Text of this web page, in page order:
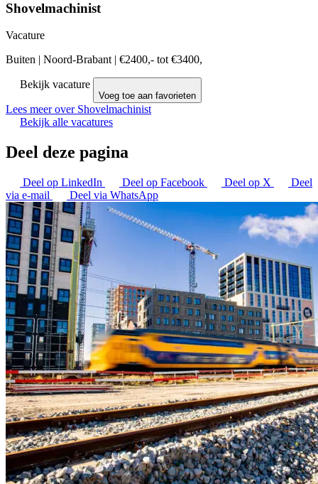
Shovelmachinist
Vacature
Buiten | Noord-Brabant | €2400,- tot €3400,
Bekijk vacature
Voeg toe aan favorieten
Lees meer over Shovelmachinist
Bekijk alle vacatures
Deel deze pagina
Deel op LinkedIn Deel op Facebook Deel op X
Deel
via e-mail
Deel via WhatsApp